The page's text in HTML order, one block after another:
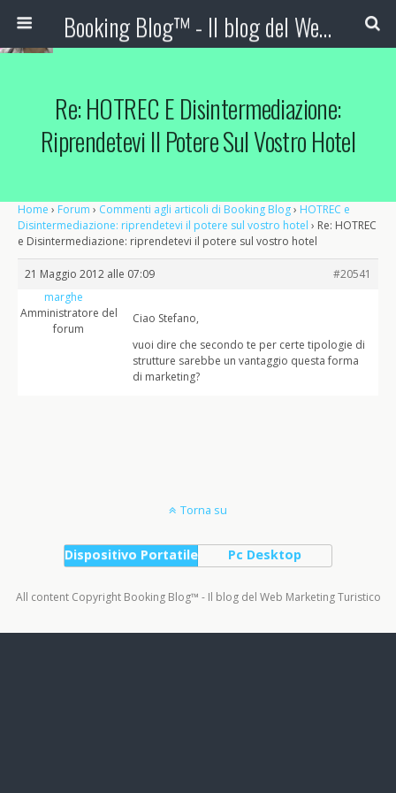
Booking Blog™ - Il blog del Web Marketing Turistico
Re: HOTREC E Disintermediazione:
Riprendetevi Il Potere Sul Vostro Hotel
Home › Forum › Commenti agli articoli di Booking Blog› HOTREC e
Disintermediazione: riprendetevi il potere sul vostro hotel › Re: HOTREC
e Disintermediazione: riprendetevi il potere sul vostro hotel
21 Maggio 2012 alle 07:09
#20541
marghe
Amministratore del
forum
Ciao Stefano,
vuoi dire che secondo te per certe tipologie di
strutture sarebbe un vantaggio questa forma
di marketing?
Torna su
Dispositivo Portatile Pc Desktop
All content Copyright Booking Blog™ - Il blog del Web Marketing Turistico